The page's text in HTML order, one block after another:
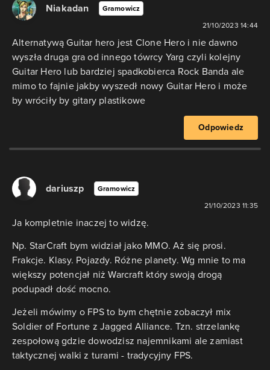
Niakadan Gramowicz
21/10/2023 14:44
Alternatywą Guitar hero jest Clone Hero i nie dawno
wyszła druga gra od innego tówrcy Yarg czyli kolejny
Guitar Hero lub bardziej spadkobierca Rock Banda ale
mimo to fajnie jakby wyszedł nowy Guitar Hero i może
by wróciły by gitary plastikowe
Odpowiedz
dariuszp Gramowicz
21/10/2023 11:35
Ja kompletnie inaczej to widzę.
Np. StarCraft bym widział jako MMO. Aż się prosi.
Frakcje. Klasy. Pojazdy. Różne planety. Wg mnie to ma
większy potencjał niż Warcraft który swoją drogą
podupadł dość mocno.
Jeżeli mówimy o FPS to bym chętnie zobaczył mix
Soldier of Fortune z Jagged Alliance. Tzn. strzelankę
zespołową gdzie dowodzisz najemnikami ale zamiast
taktycznej walki z turami - tradycyjny FPS.